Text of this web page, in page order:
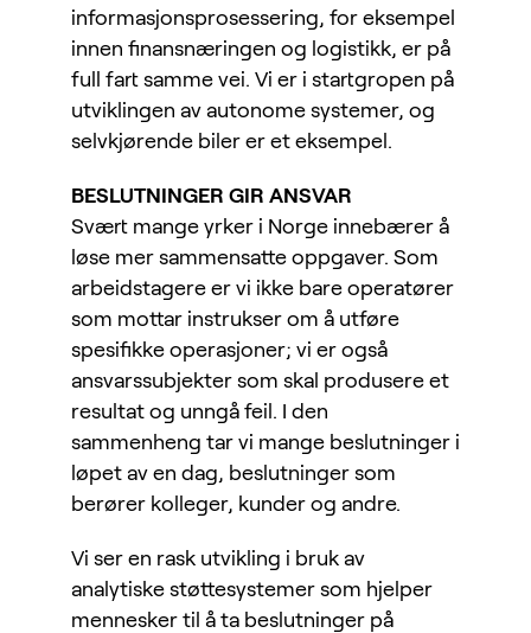
informasjonsprosessering, for eksempel
innen finansnæringen og logistikk, er på
full fart samme vei. Vi er i startgropen på
utviklingen av autonome systemer, og
selvkjørende biler er et eksempel.
BESLUTNINGER GIR ANSVAR
Svært mange yrker i Norge innebærer å
løse mer sammensatte oppgaver. Som
arbeidstagere er vi ikke bare operatører
som mottar instrukser om å utføre
spesifikke operasjoner; vi er også
ansvarssubjekter som skal produsere et
resultat og unngå feil. I den
sammenheng tar vi mange beslutninger i
løpet av en dag, beslutninger som
berører kolleger, kunder og andre.
Vi ser en rask utvikling i bruk av
analytiske støttesystemer som hjelper
mennesker til å ta beslutninger på